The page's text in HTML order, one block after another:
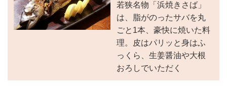
若狭名物「浜焼きさば」
は、脂がのったサバを丸
ごと1本、豪快に焼いた料
理。皮はパリッと身はふ
っくら、生姜醤油や大根
おろしでいただく